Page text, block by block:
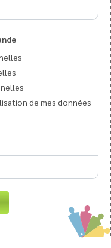
de mes données